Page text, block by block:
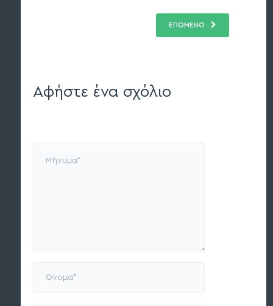
ΕΠΟΜΕΝΟ
Αφήστε ένα σχόλιο